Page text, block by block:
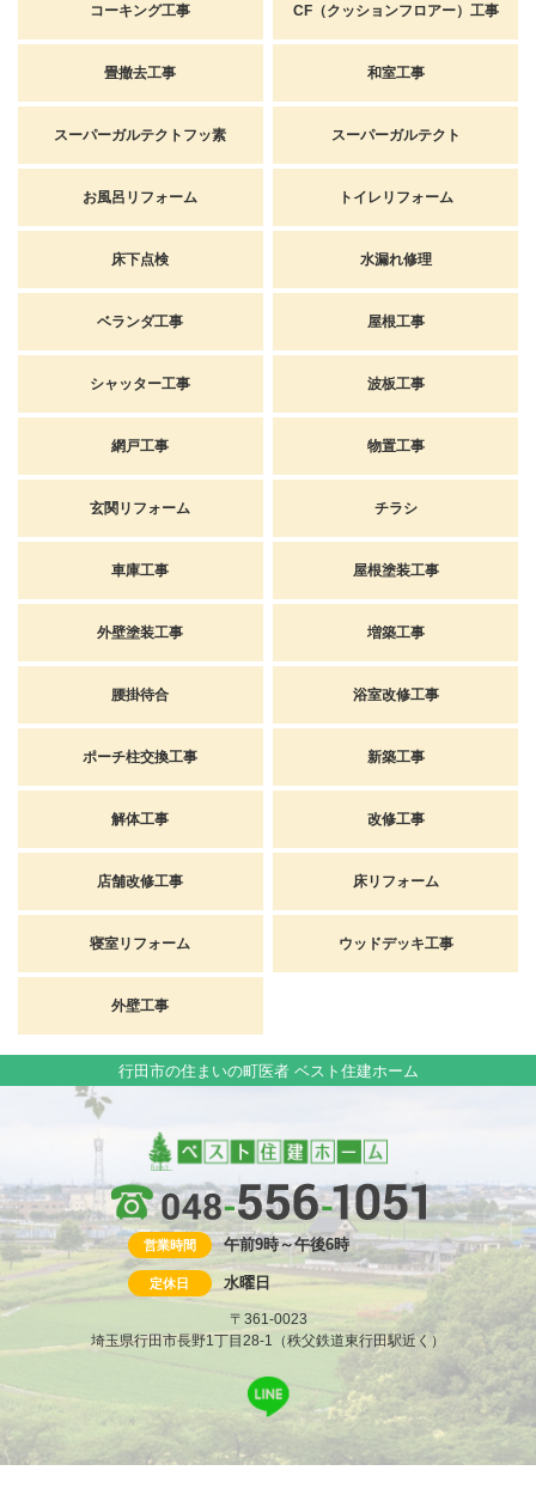
コーキング工事 CF（クッションフロアー）工事
畳撤去工事 和室工事
スーパーガルテクトフッ素 スーパーガルテクト
お風呂リフォーム トイレリフォーム
床下点検 水漏れ修理
ベランダ工事 屋根工事
シャッター工事 波板工事
網戸工事 物置工事
玄関リフォーム チラシ
車庫工事 屋根塗装工事
外壁塗装工事 増築工事
腰掛待合 浴室改修工事
ポーチ柱交換工事 新築工事
解体工事 改修工事
店舗改修工事 床リフォーム
寝室リフォーム ウッドデッキ工事
外壁工事
行田市の住まいの町医者 ベスト住建ホーム
営業時間 午前9時～午後6時
定休日 水曜日
〒361-0023
埼玉県行田市長野1丁目28-1（秩父鉄道東行田駅近く）